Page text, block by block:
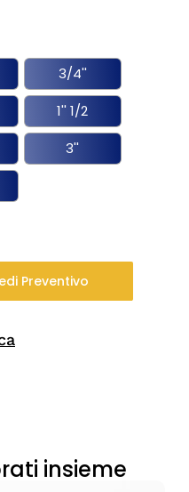
3/4''
1'' 1/2
3''
Preventivo
insieme